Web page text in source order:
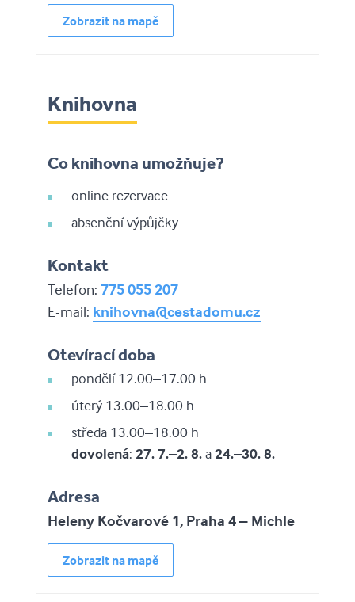
Zobrazit na mapě
Knihovna
Co knihovna umožňuje?
online rezervace
absenční výpůjčky
Kontakt
Telefon: 775 055 207
E-mail: knihovna@cestadomu.cz
Otevírací doba
pondělí 12.00–17.00 h
úterý 13.00–18.00 h
středa 13.00–18.00 h
dovolená: 27. 7.–⁠⁠⁠⁠⁠⁠2. 8.a24.–⁠⁠⁠⁠⁠⁠30. 8.
Adresa
Heleny Kočvarové 1, Praha 4 – Michle
Zobrazit na mapě